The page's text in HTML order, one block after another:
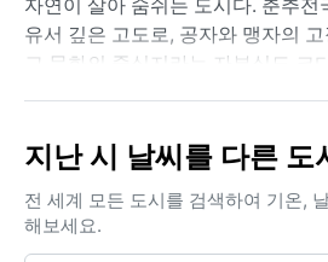
자연이 살아 숨쉬는 도시다. 춘추전
유서 깊은 고도로, 공자와 맹자의
교 문화의 중심지라는 자부심도 크
기후는 쾨펜 구분 Dwa, 즉 겨울이
습한 대륙성 기후다. 여름철 평균
무덥고 장마의 영향으로 강수량이
70% 이상이 6~8월에 집중된다. 습
지난 시 날씨를 다른 도
전 세계 모든 도시를 검색하여 기온,
해보세요.